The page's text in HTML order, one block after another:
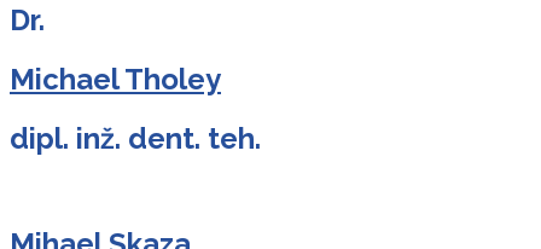
Dr.
Michael Tholey
dipl. inž. dent. teh.